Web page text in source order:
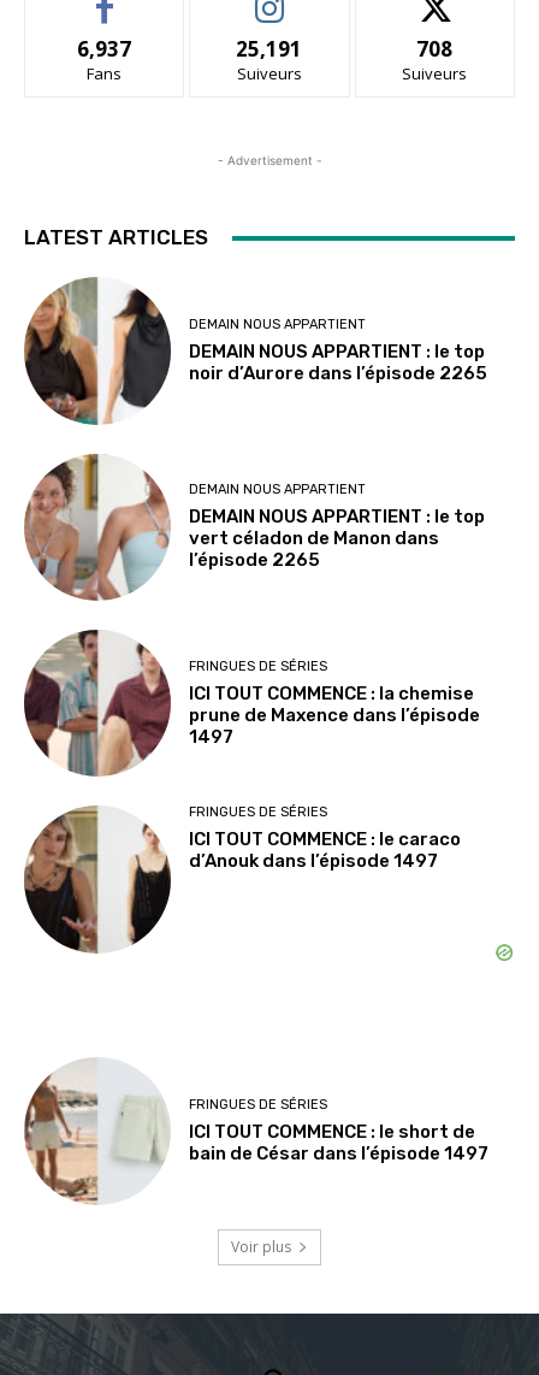
6,937
Fans
25,191
Suiveurs
708
Suiveurs
- Advertisement -
LATEST ARTICLES
DEMAIN NOUS APPARTIENT
DEMAIN NOUS APPARTIENT : le top
noir d’Aurore dans l’épisode 2265
DEMAIN NOUS APPARTIENT
DEMAIN NOUS APPARTIENT : le top
vert céladon de Manon dans
l’épisode 2265
FRINGUES DE SÉRIES
ICI TOUT COMMENCE : la chemise
prune de Maxence dans l’épisode
1497
FRINGUES DE SÉRIES
ICI TOUT COMMENCE : le caraco
d’Anouk dans l’épisode 1497
FRINGUES DE SÉRIES
ICI TOUT COMMENCE : le short de
bain de César dans l’épisode 1497
Voir plus